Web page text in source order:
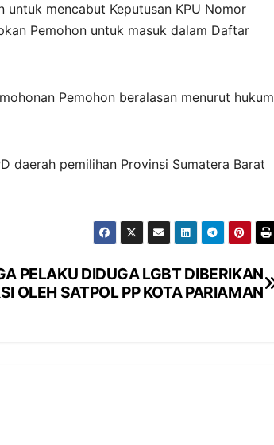
mencabut Keputusan KPU Nomor
Pemohon untuk masuk dalam Daftar
Pemohon beralasan menurut hukum
daerah pemilihan Provinsi Sumatera Barat
PELAKU DIDUGA LGBT DIBERIKAN
OLEH SATPOL PP KOTA PARIAMAN